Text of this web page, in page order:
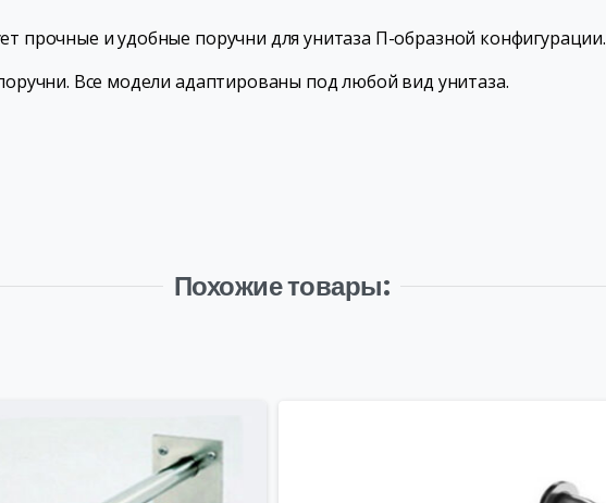
прочные и удобные поручни для унитаза П-образной конфигурации.
Все модели адаптированы под любой вид унитаза.
Похожие товары: